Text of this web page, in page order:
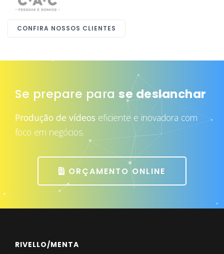
CONFIRA NOSSOS CLIENTES
Se prepare para
atrair mais clientes
Produção de vídeos
eficiente e inovadora com
ORÇAMENTO ONLINE